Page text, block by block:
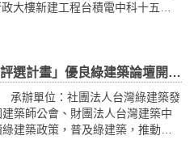
大樓新建工程台積電中科十五廠
興建營運暨移轉（BOT）新建工程
宅臺北市松山區健康社會住宅2區
畫」優良綠建築論壇開放報名囉！
辦單位：社團法人台灣綠建築發
築師公會、財團法人台灣建築中
築政策，普及綠建築，推動綠